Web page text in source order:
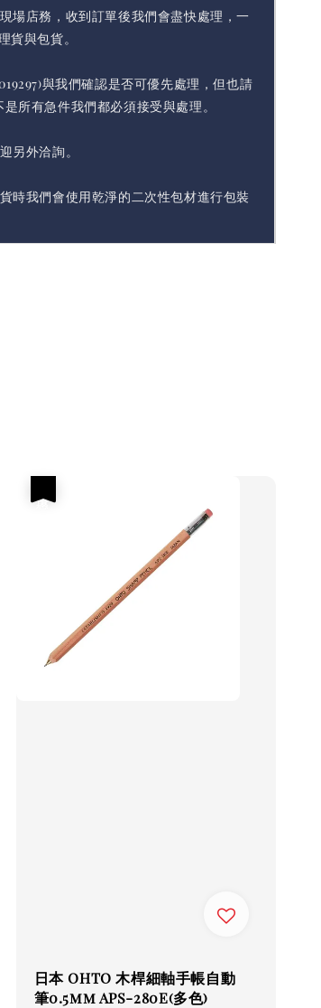
場店務，收到訂單後我們會盡快處理，一
貨與包貨。
與我們確認是否可優先處理，但也請
所有急件我們都必須接受與處理。
另外洽詢。
時我們會使用乾淨的二次性包材進行包裝
日本 OHTO 木桿細軸手帳自動
筆0.5mm APS-280E(多色)